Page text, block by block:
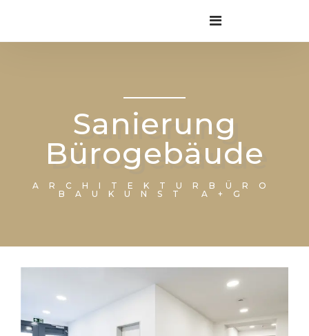
Sanierung
Bürogebäude
ARCHITEKTURBÜRO
BAUKUNST A+G